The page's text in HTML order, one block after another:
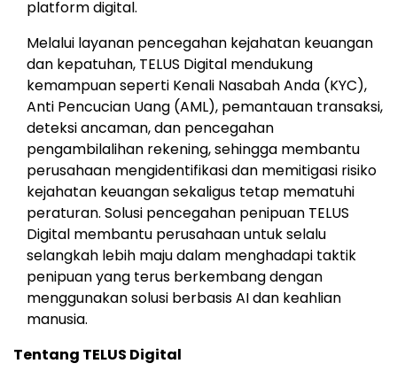
platform digital.
Melalui layanan pencegahan kejahatan keuangan
dan kepatuhan, TELUS Digital mendukung
kemampuan seperti Kenali Nasabah Anda (KYC),
Anti Pencucian Uang (AML), pemantauan transaksi,
deteksi ancaman, dan pencegahan
pengambilalihan rekening, sehingga membantu
perusahaan mengidentifikasi dan memitigasi risiko
kejahatan keuangan sekaligus tetap mematuhi
peraturan. Solusi pencegahan penipuan TELUS
Digital membantu perusahaan untuk selalu
selangkah lebih maju dalam menghadapi taktik
penipuan yang terus berkembang dengan
menggunakan solusi berbasis AI dan keahlian
manusia.
Tentang TELUS Digital